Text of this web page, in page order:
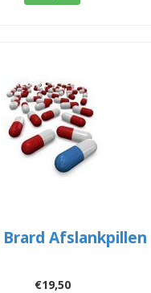
Afslankpillen
€19,50